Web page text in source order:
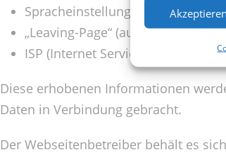
Akzeptieren
Spracheinstellungen und
„Leaving-Page“ (auf welcher
ISP (Internet Service Provider)
Diese erhobenen Informationen
Daten in Verbindung gebracht.
Der Webseitenbetreiber behält es